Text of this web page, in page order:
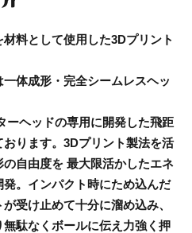
料として使用した3Dプリント
体成形・完全シームレスヘッ
ーヘッドの専用に開発した飛距
ります。3Dプリント製法を活
自由度を 最大限活かしたエネ
。インパクト時にため込んだ
受け止めて十分に溜め込み、
駄なくボールに伝え力強く押